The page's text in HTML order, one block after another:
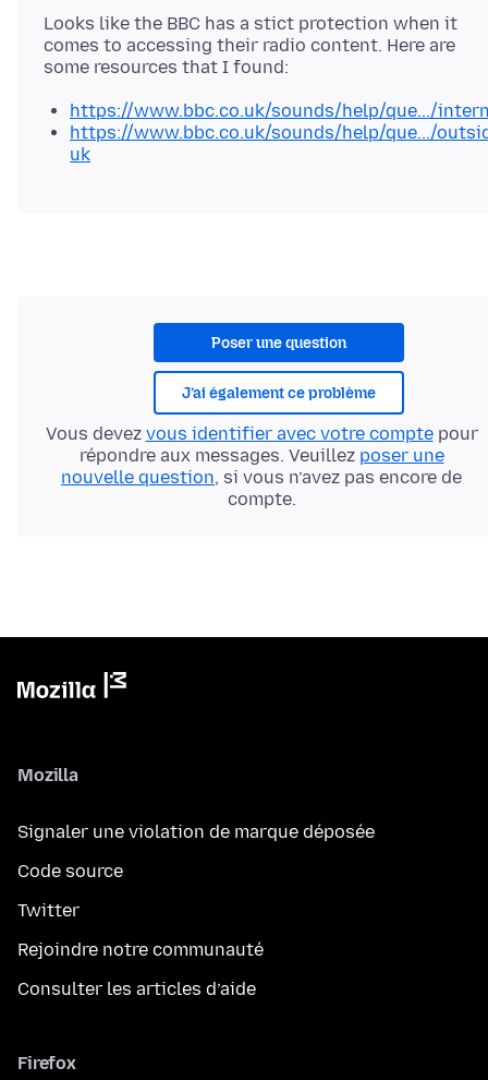
Looks like the BBC has a stict protection when it
comes to accessing their radio content. Here are
https://www.bbc.co.uk/sounds/help/que.../
https://www.bbc.co.uk/sounds/help/que.../
uk
Poser une question
J’ai également ce problème
Vous devez vous identifier avec votre comptepour
répondre aux messages. Veuillez poser une
nouvelle question, si vous n’avez pas encore de
compte.
Mozilla
Signaler une violation de marque déposée
Code source
Twitter
Rejoindre notre communauté
Consulter les articles d’aide
Firefox